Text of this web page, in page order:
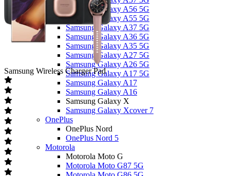
Samsung Galaxy A56 5G
Samsung Galaxy A55 5G
Samsung Galaxy A37 5G
Samsung Galaxy A36 5G
Samsung Galaxy A35 5G
Samsung Galaxy A27 5G
Samsung Galaxy A26 5G
Samsung Galaxy A17 5G
Samsung Galaxy A17
Samsung Galaxy A16
Samsung Galaxy X
Samsung Galaxy Xcover 7
OnePlus
OnePlus Nord
OnePlus Nord 5
Motorola
Motorola Moto G
Motorola Moto G87 5G
Samsung Wireless Charger Pad